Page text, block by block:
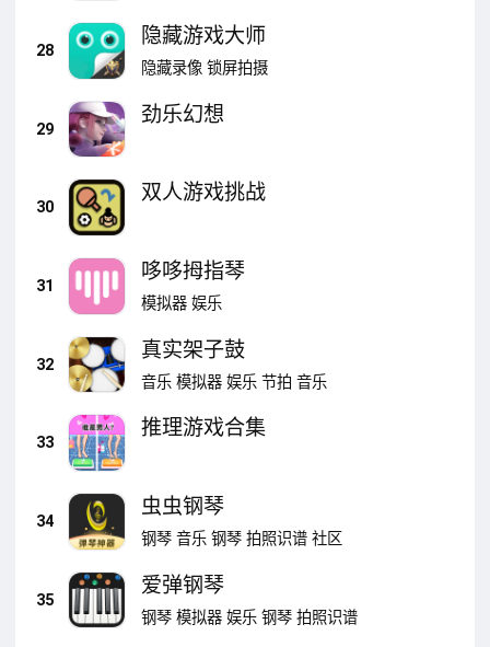
28
隐藏游戏大师
隐藏录像 锁屏拍摄
29
劲乐幻想
30
双人游戏挑战
31
哆哆拇指琴
模拟器 娱乐
32
真实架子鼓
音乐 模拟器 娱乐 节拍 音乐
33
推理游戏合集
34
虫虫钢琴
钢琴 音乐 钢琴 拍照识谱 社区
35
爱弹钢琴
钢琴 模拟器 娱乐 钢琴 拍照识谱